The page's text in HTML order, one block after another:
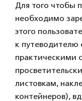
Для того чтобы
необходимо
этого
к путеводителю
практическими
листовкам,
контейнеров),